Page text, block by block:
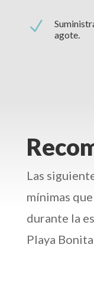
N
agote.
Las
mínimas
durante la
Playa